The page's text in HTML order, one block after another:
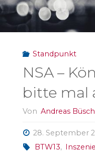
das?"
Standpunkt
NSA –
bitte mal
Von Andreas Büsch
28. September
BTW13,